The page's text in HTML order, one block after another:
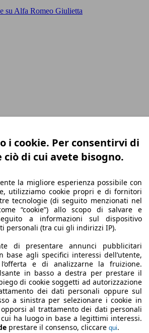
su Alfa Romeo Giulietta
(combinato)*
i cookie. Per consentirvi di
di cui avete bisogno.
la migliore esperienza possibile con
utilizziamo cookie propri e di fornitori
tecnologie (di seguito menzionati nel
“cookie”) allo scopo di salvare e
a informazioni sul dispositivo
personali (tra cui gli indirizzi IP).
di presentare annunci pubblicitari
base agli specifici interessi dell’utente,
e di analizzarne la fruizione.
in basso a destra per prestare il
di cookie soggetti ad autorizzazione
dei dati personali oppure sul
a sinistra per selezionare i cookie in
al trattamento dei dati personali
ha luogo in base a legittimi interessi.
prestare il consenso, cliccare qui.